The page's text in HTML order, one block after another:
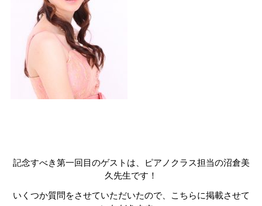
記念すべき第一回目のゲストは、ピアノクラス担当の沼倉美
久先生です！
いくつか質問をさせていただいたので、こちらに掲載させて